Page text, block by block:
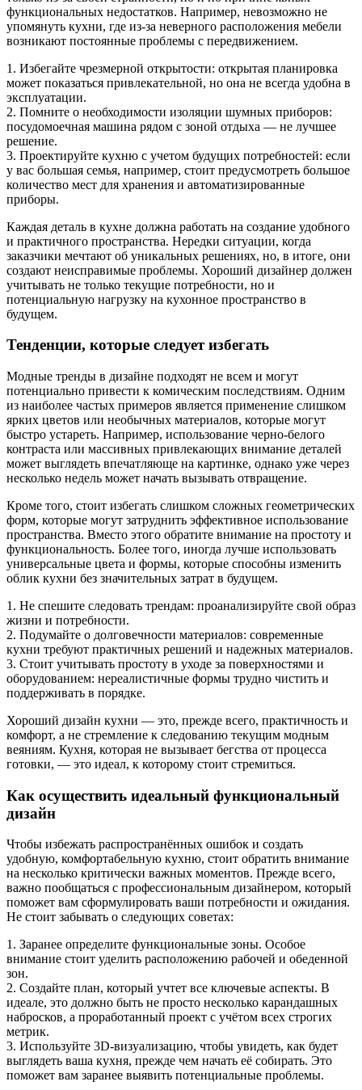
функциональных недостатков. Например, невозможно не
упомянуть кухни, где из-за неверного расположения мебели
возникают постоянные проблемы с передвижением.
1. Избегайте чрезмерной открытости: открытая планировка
может показаться привлекательной, но она не всегда удобна в
эксплуатации.
2. Помните о необходимости изоляции шумных приборов:
посудомоечная машина рядом с зоной отдыха — не лучшее
решение.
3. Проектируйте кухню с учетом будущих потребностей: если
у вас большая семья, например, стоит предусмотреть большое
количество мест для хранения и автоматизированные
приборы.
Каждая деталь в кухне должна работать на создание удобного
и практичного пространства. Нередки ситуации, когда
заказчики мечтают об уникальных решениях, но, в итоге, они
создают неисправимые проблемы. Хороший дизайнер должен
учитывать не только текущие потребности, но и
потенциальную нагрузку на кухонное пространство в
будущем.
Тенденции, которые следует избегать
Модные тренды в дизайне подходят не всем и могут
потенциально привести к комическим последствиям. Одним
из наиболее частых примеров является применение слишком
ярких цветов или необычных материалов, которые могут
быстро устареть. Например, использование черно-белого
контраста или массивных привлекающих внимание деталей
может выглядеть впечатляюще на картинке, однако уже через
несколько недель может начать вызывать отвращение.
Кроме того, стоит избегать слишком сложных геометрических
форм, которые могут затруднить эффективное использование
пространства. Вместо этого обратите внимание на простоту и
функциональность. Более того, иногда лучше использовать
универсальные цвета и формы, которые способны изменить
облик кухни без значительных затрат в будущем.
1. Не спешите следовать трендам: проанализируйте свой образ
жизни и потребности.
2. Подумайте о долговечности материалов: современные
кухни требуют практичных решений и надежных материалов.
3. Стоит учитывать простоту в уходе за поверхностями и
оборудованием: нереалистичные формы трудно чистить и
поддерживать в порядке.
Хороший дизайн кухни — это, прежде всего, практичность и
комфорт, а не стремление к следованию текущим модным
веяниям. Кухня, которая не вызывает бегства от процесса
готовки, — это идеал, к которому стоит стремиться.
Как осуществить идеальный функциональный
дизайн
Чтобы избежать распространённых ошибок и создать
удобную, комфортабельную кухню, стоит обратить внимание
на несколько критически важных моментов. Прежде всего,
важно пообщаться с профессиональным дизайнером, который
поможет вам сформулировать ваши потребности и ожидания.
Не стоит забывать о следующих советах:
1. Заранее определите функциональные зоны. Особое
внимание стоит уделить расположению рабочей и обеденной
зон.
2. Создайте план, который учтет все ключевые аспекты. В
идеале, это должно быть не просто несколько карандашных
набросков, а проработанный проект с учётом всех строгих
метрик.
3. Используйте 3D-визуализацию, чтобы увидеть, как будет
выглядеть ваша кухня, прежде чем начать её собирать. Это
поможет вам заранее выявить потенциальные проблемы.